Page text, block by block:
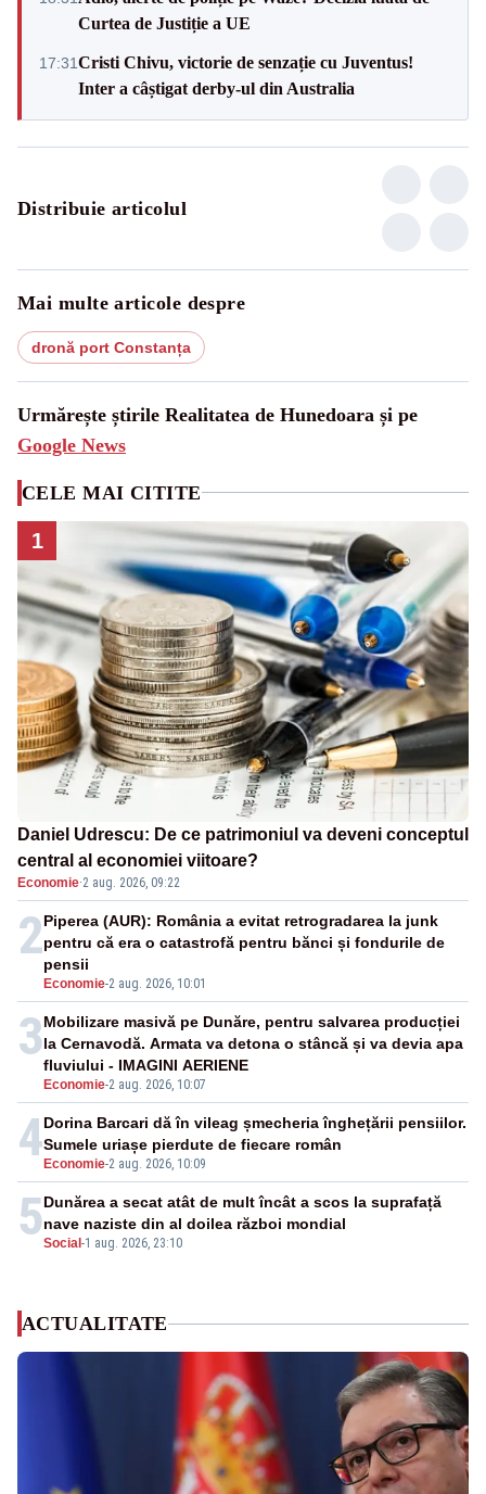
Curtea de Justiție a UE
17:31Cristi Chivu, victorie de senzație cu Juventus!
Inter a câștigat derby-ul din Australia
Distribuie articolul
Mai multe articole despre
dronă port Constanța
Urmărește știrile Realitatea de Hunedoara și pe
Google News
CELE MAI CITITE
1
Daniel Udrescu: De ce patrimoniul va deveni conceptul
central al economiei viitoare?
Economie·2 aug. 2026, 09:22
2
Economie-2 aug. 2026, 10:01
Piperea (AUR): România a evitat retrogradarea la junk
pentru că era o catastrofă pentru bănci și fondurile de
pensii
3
Economie-2 aug. 2026, 10:07
Mobilizare masivă pe Dunăre, pentru salvarea producției
la Cernavodă. Armata va detona o stâncă și va devia apa
fluviului - IMAGINI AERIENE
4 Economie-2 aug. 2026, 10:09
Dorina Barcari dă în vileag șmecheria înghețării pensiilor.
Sumele uriașe pierdute de fiecare român
5Social -1 aug. 2026, 23:10
Dunărea a secat atât de mult încât a scos la suprafață
nave naziste din al doilea război mondial
ACTUALITATE